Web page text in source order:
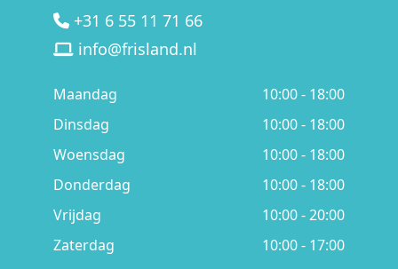
+31 6 55 11 71 66
info@frisland.nl
Maandag
10:00 - 18:00
Dinsdag
10:00 - 18:00
Woensdag
10:00 - 18:00
Donderdag
10:00 - 18:00
Vrijdag
10:00 - 20:00
Zaterdag
10:00 - 17:00